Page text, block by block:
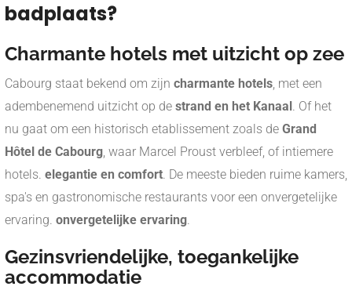
badplaats?
Charmante hotels met uitzicht op zee
Cabourg staat bekend om zijn charmante hotels, met een
adembenemend uitzicht op de strand en het Kanaal. Of het
nu gaat om een historisch etablissement zoals de Grand
Hôtel de Cabourg, waar Marcel Proust verbleef, of intiemere
hotels. elegantie en comfort. De meeste bieden ruime kamers,
spa's en gastronomische restaurants voor een onvergetelijke
ervaring. onvergetelijke ervaring.
Gezinsvriendelijke, toegankelijke
accommodatie